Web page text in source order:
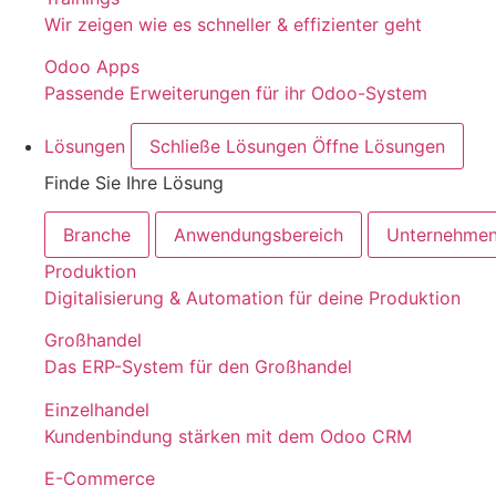
Wir zeigen wie es schneller & effizienter geht
Odoo Apps
Passende Erweiterungen für ihr Odoo-System
Lösungen Schließe Lösungen Öffne Lösungen
Finde Sie Ihre Lösung
Branche Anwendungsbereich
Produktion
Digitalisierung & Automation für deine Produktion
Großhandel
Das ERP-System für den Großhandel
Einzelhandel
Kundenbindung stärken mit dem Odoo CRM
E-Commerce